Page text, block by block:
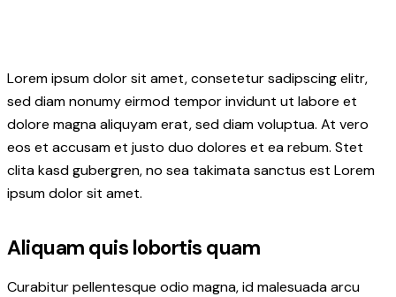
Lorem ipsum dolor sit amet, consetetur sadipscing elitr,
sed diam nonumy eirmod tempor invidunt ut labore et
dolore magna aliquyam erat, sed diam voluptua. At vero
eos et accusam et justo duo dolores et ea rebum. Stet
clita kasd gubergren, no sea takimata sanctus est Lorem
ipsum dolor sit amet.
Aliquam quis lobortis quam
Curabitur pellentesque odio magna, id malesuada arcu